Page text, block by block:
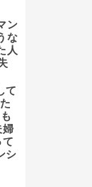
ン
な
人
て
婦
シ